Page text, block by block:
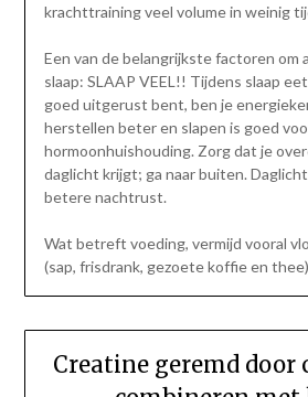
krachttraining veel volume in weinig
Een van de belangrijkste factoren om
slaap: SLAAP VEEL!! Tijdens slaap
goed uitgerust bent, ben je
herstellen beter en slapen is goed
hormoonhuishouding. Zorg dat je
daglicht krijgt; ga naar buiten.
betere nachtrust.
Wat betreft voeding, vermijd vooral
(sap, frisdrank, gezoete koffie en
Creatine geremd door